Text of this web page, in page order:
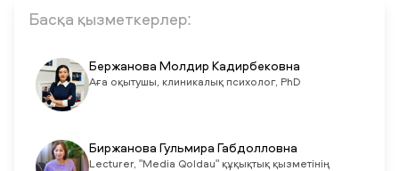
Басқа қызметкерлер:
Бержанова Молдир Кадирбековна
Аға оқытушы, клиникалық психолог, PhD
Биржанова Гульмира Габдолловна
Lecturer, "Media Qoldau" құқықтық қызметінің